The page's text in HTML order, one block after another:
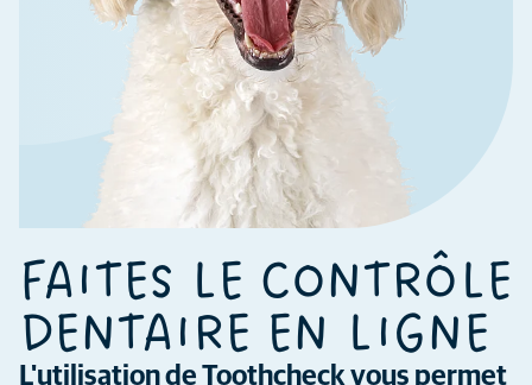
FAITES LE CONTRÔLE
DENTAIRE EN LIGNE
L'utilisation de Toothcheck vous permet